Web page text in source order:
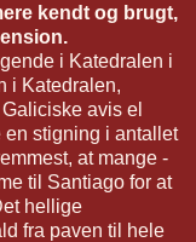
kendt og brugt,
i Katedralen i
i Katedralen,
avis el
stigning i antallet
at mange -
til Santiago for at
hellige
fra paven til hele